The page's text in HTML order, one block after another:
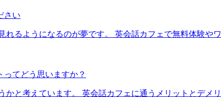
さい
るようになるのが夢です。 英会話カフェで無料体験や
てどう思いますか？
と考えています。 英会話カフェに通うメリットとデメ